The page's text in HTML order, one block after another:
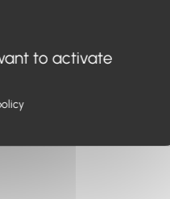
pour trouver le contenu
to activate